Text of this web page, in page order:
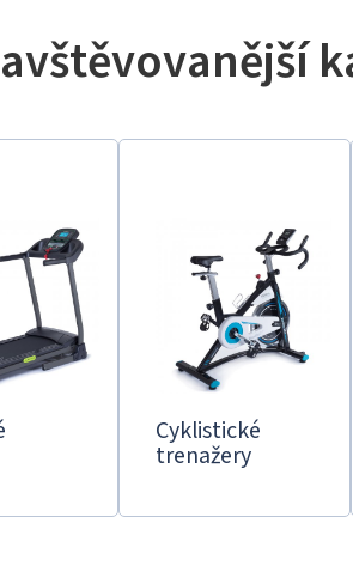
Cyklistické
trenažery